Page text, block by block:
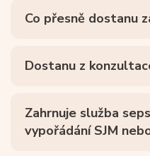
Co přesně dostanu
Dostanu z
Zahrnuje služba
vypořádání SJM